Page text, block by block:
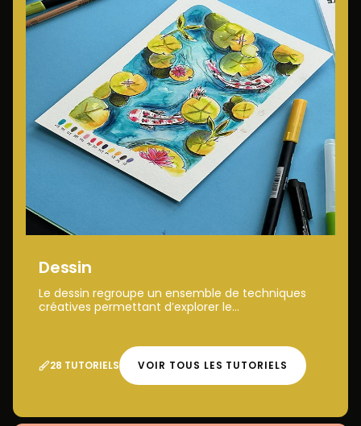
Dessin
Le dessin regroupe un ensemble de techniques
créatives permettant d’explorer le...
28 TUTORIELS VOIR TOUS LES TUTORIELS